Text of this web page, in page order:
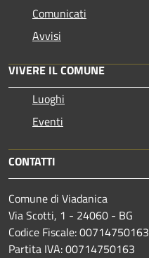
Comunicati
Avvisi
VIVERE IL COMUNE
Luoghi
Eventi
CONTATTI
Comune di Viadanica
Via Scotti, 1 - 24060 - BG
Codice Fiscale: 00714750163
Partita IVA: 00714750163